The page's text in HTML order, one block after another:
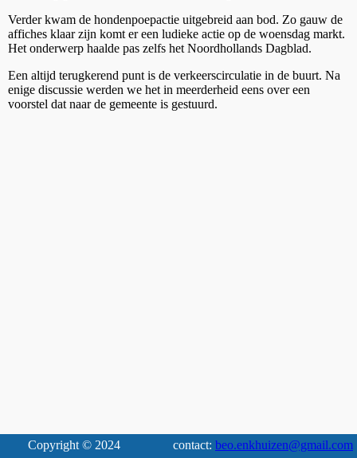
Verder kwam de hondenpoepactie uitgebreid aan bod. Zo gauw de
affiches klaar zijn komt er een ludieke actie op de woensdag markt.
Het onderwerp haalde pas zelfs het Noordhollands Dagblad.
Een altijd terugkerend punt is de verkeerscirculatie in de buurt. Na
enige discussie werden we het in meerderheid eens over een
voorstel dat naar de gemeente is gestuurd.
Copyright © 2024 contact: beo.enkhuizen@gmail.com